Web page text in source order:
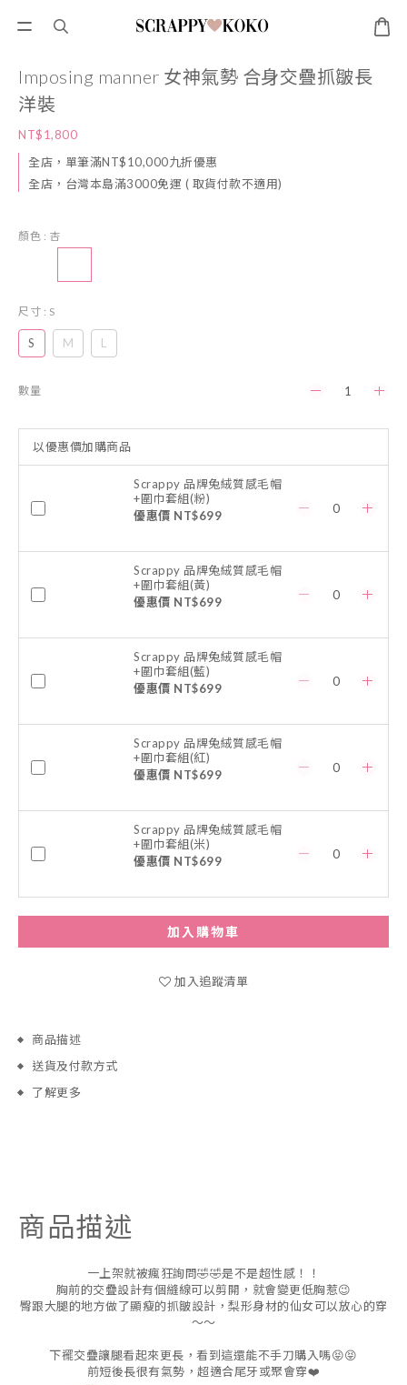
Imposing manner 女神氣勢 合身交疊抓皺長
洋裝
NT$1,800
全店，單筆滿NT$10,000九折優惠
全店，台灣本島滿3000免運 ( 取貨付款不適用)
顏色 : 杏
尺寸 : S
S M L
數量
以優惠價加購商品
Scrappy 品牌兔絨質感毛帽
+圍巾套組(粉)
優惠價 NT$699
Scrappy 品牌兔絨質感毛帽
+圍巾套組(黃)
優惠價 NT$699
Scrappy 品牌兔絨質感毛帽
+圍巾套組(藍)
優惠價 NT$699
Scrappy 品牌兔絨質感毛帽
+圍巾套組(紅)
優惠價 NT$699
Scrappy 品牌兔絨質感毛帽
+圍巾套組(米)
優惠價 NT$699
加入購物車
加入追蹤清單
商品描述
送貨及付款方式
了解更多
商品描述
一上架就被瘋狂詢問🤣🤣是不是超性感！！
胸前的交疊設計有個縫線可以剪開，就會變更低胸惹😉
臀跟大腿的地方做了顯瘦的抓皺設計，梨形身材的仙女可以放心的穿
～～
下襬交疊讓腿看起來更長，看到這還能不手刀購入嗎😝😝
前短後長很有氣勢，超適合尾牙或聚會穿❤️